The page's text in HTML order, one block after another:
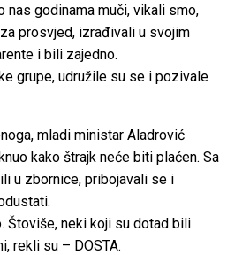
godinama muči, vikali smo,
prosvjed, izrađivali u svojim
i bili zajedno.
grupe, udružile su se i pozivale
mladi ministar Aladrović
kako štrajk neće biti plaćen. Sa
u zbornice, pribojavali se i
Štoviše, neki koji su dotad bili
rekli su – DOSTA.